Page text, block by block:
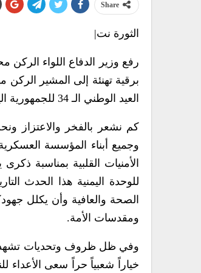
Share
الثورة نت|
رفع وزير الدفاع اللواء الركن
برقية تهنئة إلى المشير
العيد الوطني الـ 34 للجمهورية اليمنية 22 مايو فيما يلي نصها:
كم نشعر بالفخر والاعتزاز
وجميع أبناء المؤسسة
الصحة والعافية وأن يكلل
ومقدسات الأمة.
وفي ظل ظروف وتحديات تشهدها
خياراً شعبياً حراً سعى الأعداء